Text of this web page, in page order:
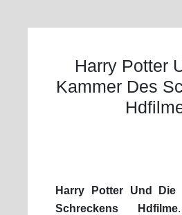
Harry Potter
Kammer Des
Harry Potter Und Die
Schreckens Hdfilme